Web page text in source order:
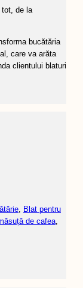
tot, de la
bucătăria
care va arăta
clientului blaturi
, Blat pentru
de cafea,